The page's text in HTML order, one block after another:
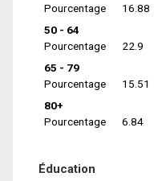
Pourcentage
16.88
50 - 64
Pourcentage
22.9
65 - 79
Pourcentage
15.51
80+
Pourcentage
6.84
Éducation